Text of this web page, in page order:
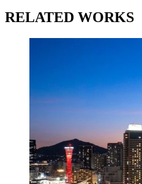
RELATED WORKS